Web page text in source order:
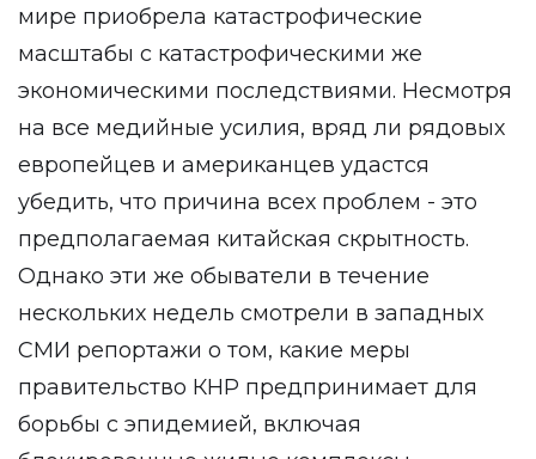
мире приобрела катастрофические
масштабы с катастрофическими же
экономическими последствиями. Несмотря
на все медийные усилия, вряд ли рядовых
европейцев и американцев удастся
убедить, что причина всех проблем - это
предполагаемая китайская скрытность.
Однако эти же обыватели в течение
нескольких недель смотрели в западных
СМИ репортажи о том, какие меры
правительство КНР предпринимает для
борьбы с эпидемией, включая